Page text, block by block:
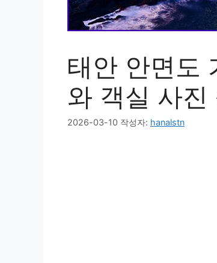
태안 안면도
와 객실 사진
2026-03-10 작성자: hanalstn